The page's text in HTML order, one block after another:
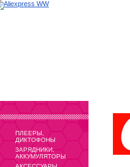
ПЛЕЕРЫ,
ДИКТОФОНЫ
ЗАРЯДНИКИ,
АККУМУЛЯТОРЫ